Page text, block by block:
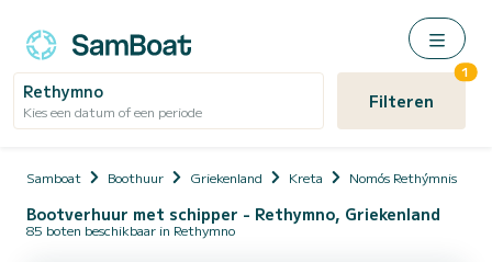
Rethymno
Kies een datum of een periode Filteren
1
Samboat Boothuur Griekenland Kreta Nomós Rethýmnis
Bootverhuur met schipper - Rethymno, Griekenland
85 boten beschikbaar in Rethymno